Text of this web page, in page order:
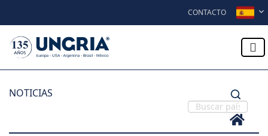
CONTACTO
NOTICIAS